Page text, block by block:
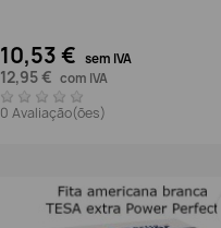
10,53 € sem IVA
12,95 € com IVA
0 Avaliação(ões)